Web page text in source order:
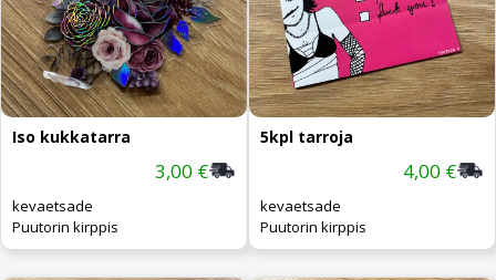
Iso kukkatarra
3,00 €
kevaetsade
Puutorin kirppis
5kpl tarroja
4,00 €
kevaetsade
Puutorin kirppis